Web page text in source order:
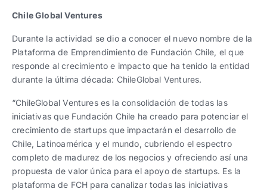
Chile Global Ventures
Durante la actividad se dio a conocer el nuevo nombre de la
Plataforma de Emprendimiento de Fundación Chile, el que
responde al crecimiento e impacto que ha tenido la entidad
durante la última década: ChileGlobal Ventures.
“ChileGlobal Ventures es la consolidación de todas las
iniciativas que Fundación Chile ha creado para potenciar el
crecimiento de startups que impactarán el desarrollo de
Chile, Latinoamérica y el mundo, cubriendo el espectro
completo de madurez de los negocios y ofreciendo así una
propuesta de valor única para el apoyo de startups. Es la
plataforma de FCH para canalizar todas las iniciativas